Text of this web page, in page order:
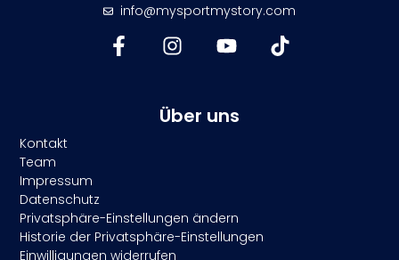
info@mysportmystory.com
Über uns
Kontakt
Team
Impressum
Datenschutz
Privatsphäre-Einstellungen ändern
Historie der Privatsphäre-Einstellungen
Einwilligungen widerrufen